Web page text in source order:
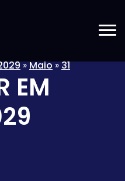
»Maio»31
EM